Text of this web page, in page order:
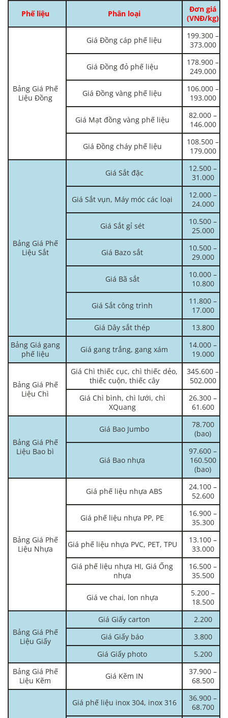
Phế liệu Phân loại
Đơn giá
(VNĐ/kg)
Bảng Giá Phế
Liệu Đồng
Giá Đồng cáp phế liệu
199.300 –
373.000
Giá Đồng đỏ phế liệu
178.900 –
249.000
Giá Đồng vàng phế liệu
106.000 –
193.000
Giá Mạt đồng vàng phế liệu
82.000 –
146.000
Giá Đồng cháy phế liệu
108.500 –
179.000
Bảng Giá Phế
Liệu Sắt
Giá Sắt đặc
12.500 –
31.000
Giá Sắt vụn, Máy móc các loại
12.000 –
24.000
Giá Sắt gỉ sét
10.500 –
25.000
Giá Bazo sắt
10.500 –
29.000
Giá Bã sắt
10.000 –
10.800
Giá Sắt công trình
11.800 –
17.000
Giá Dây sắt thép
13.800
Bảng Giá gang
phế liệu
Giá gang trắng, gang xám
14.000 –
19.000
Bảng Giá Phế
Liệu Chì
Giá Chì thiếc cục, chì thiếc dẻo,
thiếc cuộn, thiếc cây
345.600 –
502.000
Giá Chì bình, chì lưới, chì
XQuang
26.300 –
61.600
Bảng Giá Phế
Liệu Bao bì
Giá Bao Jumbo
78.700
(bao)
Giá Bao nhựa
97.600 –
160.500
(bao)
Bảng Giá Phế
Liệu Nhựa
Giá phế liệu nhựa ABS
24.100 –
52.600
Giá phế liệu nhựa PP, PE
16.900 –
35.300
Giá phế liệu nhựa PVC, PET, TPU
13.100 –
33.000
Giá phế liệu nhựa HI, Giá Ống
nhựa
16.500 –
35.500
Giá ve chai, lon nhựa
5.200 –
18.500
Bảng Giá Phế
Liệu Giấy
Giá Giấy carton
2.200
Giá Giấy báo
3.800
Giá Giấy photo
5.200
Bảng Giá Phế
Liệu Kẽm
Giá Kẽm IN
37.900 –
68.500
Giá phế liệu inox 304, inox 316
36.900 –
68.700